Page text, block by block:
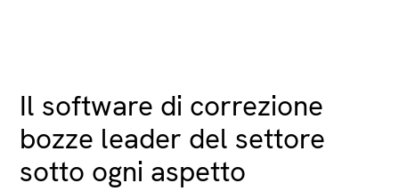
Il software di correzione
bozze leader del settore
sotto ogni aspetto